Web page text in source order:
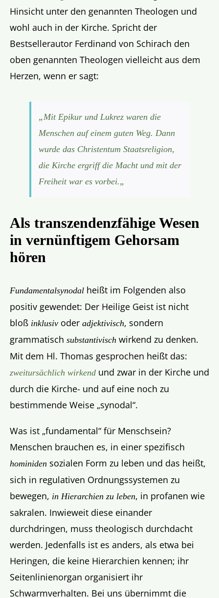
Hinsicht unter den genannten Theologen und
wohl auch in der Kirche. Spricht der
Bestsellerautor Ferdinand von Schirach den
oben genannten Theologen vielleicht aus dem
Herzen, wenn er sagt:
„Mit Epikur und Lukrez waren die
Menschen auf einem guten Weg. Dann
wurde das Christentum Staatsreligion,
die Kirche ergriff die Macht und mit der
Freiheit war es vorbei.„
Als transzendenzfähige Wesen
in vernünftigem Gehorsam
hören
Fundamentalsynodal heißt im Folgenden also
positiv gewendet: Der Heilige Geist ist nicht
bloß inklusiv oder adjektivisch, sondern
grammatisch substantivisch wirkend zu denken.
Mit dem Hl. Thomas gesprochen heißt das:
zweitursächlich wirkend und zwar in der Kirche und
durch die Kirche- und auf eine noch zu
bestimmende Weise „synodal“.
Was ist „fundamental“ für Menschsein?
Menschen brauchen es, in einer spezifisch
hominiden sozialen Form zu leben und das heißt,
sich in regulativen Ordnungssystemen zu
bewegen, in Hierarchien zu leben, in profanen wie
sakralen. Inwieweit diese einander
durchdringen, muss theologisch durchdacht
werden. Jedenfalls ist es anders, als etwa bei
Heringen, die keine Hierarchien kennen; ihr
Seitenlinienorgan organisiert ihr
Schwarmverhalten. Bei uns übernimmt die